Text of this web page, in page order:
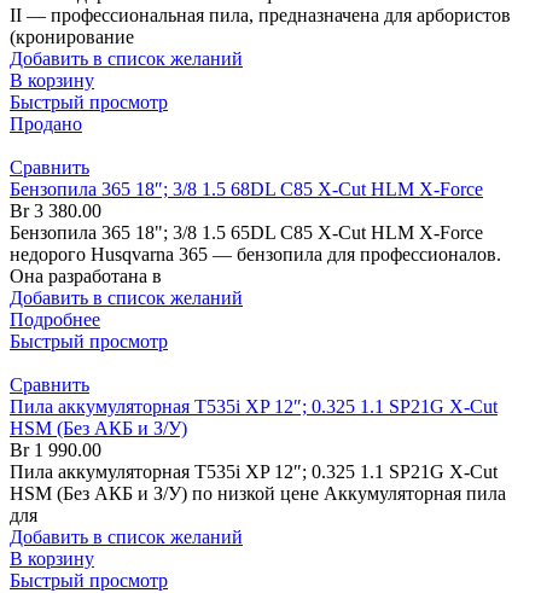
II — профессиональная пила, предназначена для арбористов
(кронирование
Добавить в список желаний
В корзину
Быстрый просмотр
Продано
Сравнить
Бензопила 365 18″; 3/8 1.5 68DL C85 X-Cut HLM X-Force
Br3 380.00
Бензопила 365 18"; 3/8 1.5 65DL C85 X-Cut HLM X-Force
недорого Husqvarna 365 — бензопила для профессионалов.
Она разработана в
Добавить в список желаний
Подробнее
Быстрый просмотр
Сравнить
Пила аккумуляторная T535i XP 12″; 0.325 1.1 SP21G X-Cut
HSM (Без АКБ и З/У)
Br1 990.00
Пила аккумуляторная T535i XP 12″; 0.325 1.1 SP21G X-Cut
HSM (Без АКБ и З/У) по низкой цене Аккумуляторная пила
для
Добавить в список желаний
В корзину
Быстрый просмотр